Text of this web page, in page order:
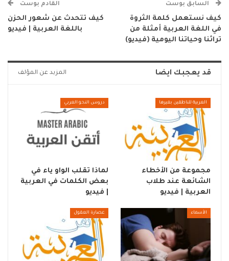
السابق بوست
كيف نستعمل كلمة الثروة
في اللغة العربية أمثلة من
تراثنا وحياتنا اليومية (فيديو)
القادم بوست
كيف تتحدث عن شعور الحزن
باللغة العربية | فيديو
قد يعجبك ايضا المزيد عن المؤلف
العربية للناطقين بغيرها
مجموعة من الأخطاء
الشائعة عند طلاب
العربية | فيديو
دروس النحو العربي
لماذا تقلب الواو ياء في
بعض الكلمات في العربية
| فيديو
الأسماء عصارة العقول